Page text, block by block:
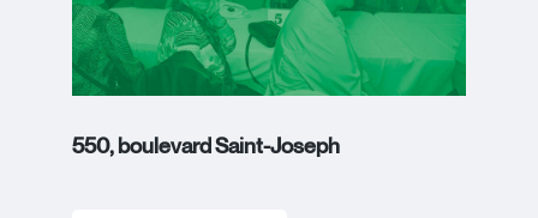
550, boulevard Saint-Joseph